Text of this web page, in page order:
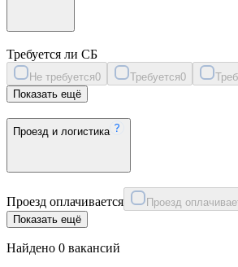
Требуется ли СБ
Не требуется0 Требуется0
Показать ещё
Проезд и логистика
Проезд оплачивается Проезд
Показать ещё
Найдено 0 вакансий